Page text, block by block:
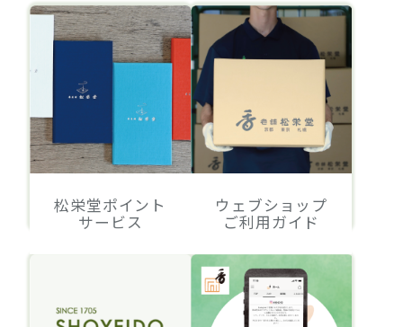
松栄堂ポイント
サービス
ウェブショップ
ご利用ガイド